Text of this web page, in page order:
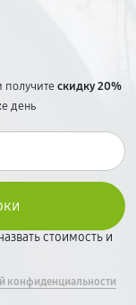
получитескидку 20%
день
стоимость и
конфиденциальности